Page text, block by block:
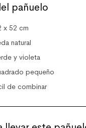
pañuelo
x 52 cm
natural
y violeta
pequeño
de combinar